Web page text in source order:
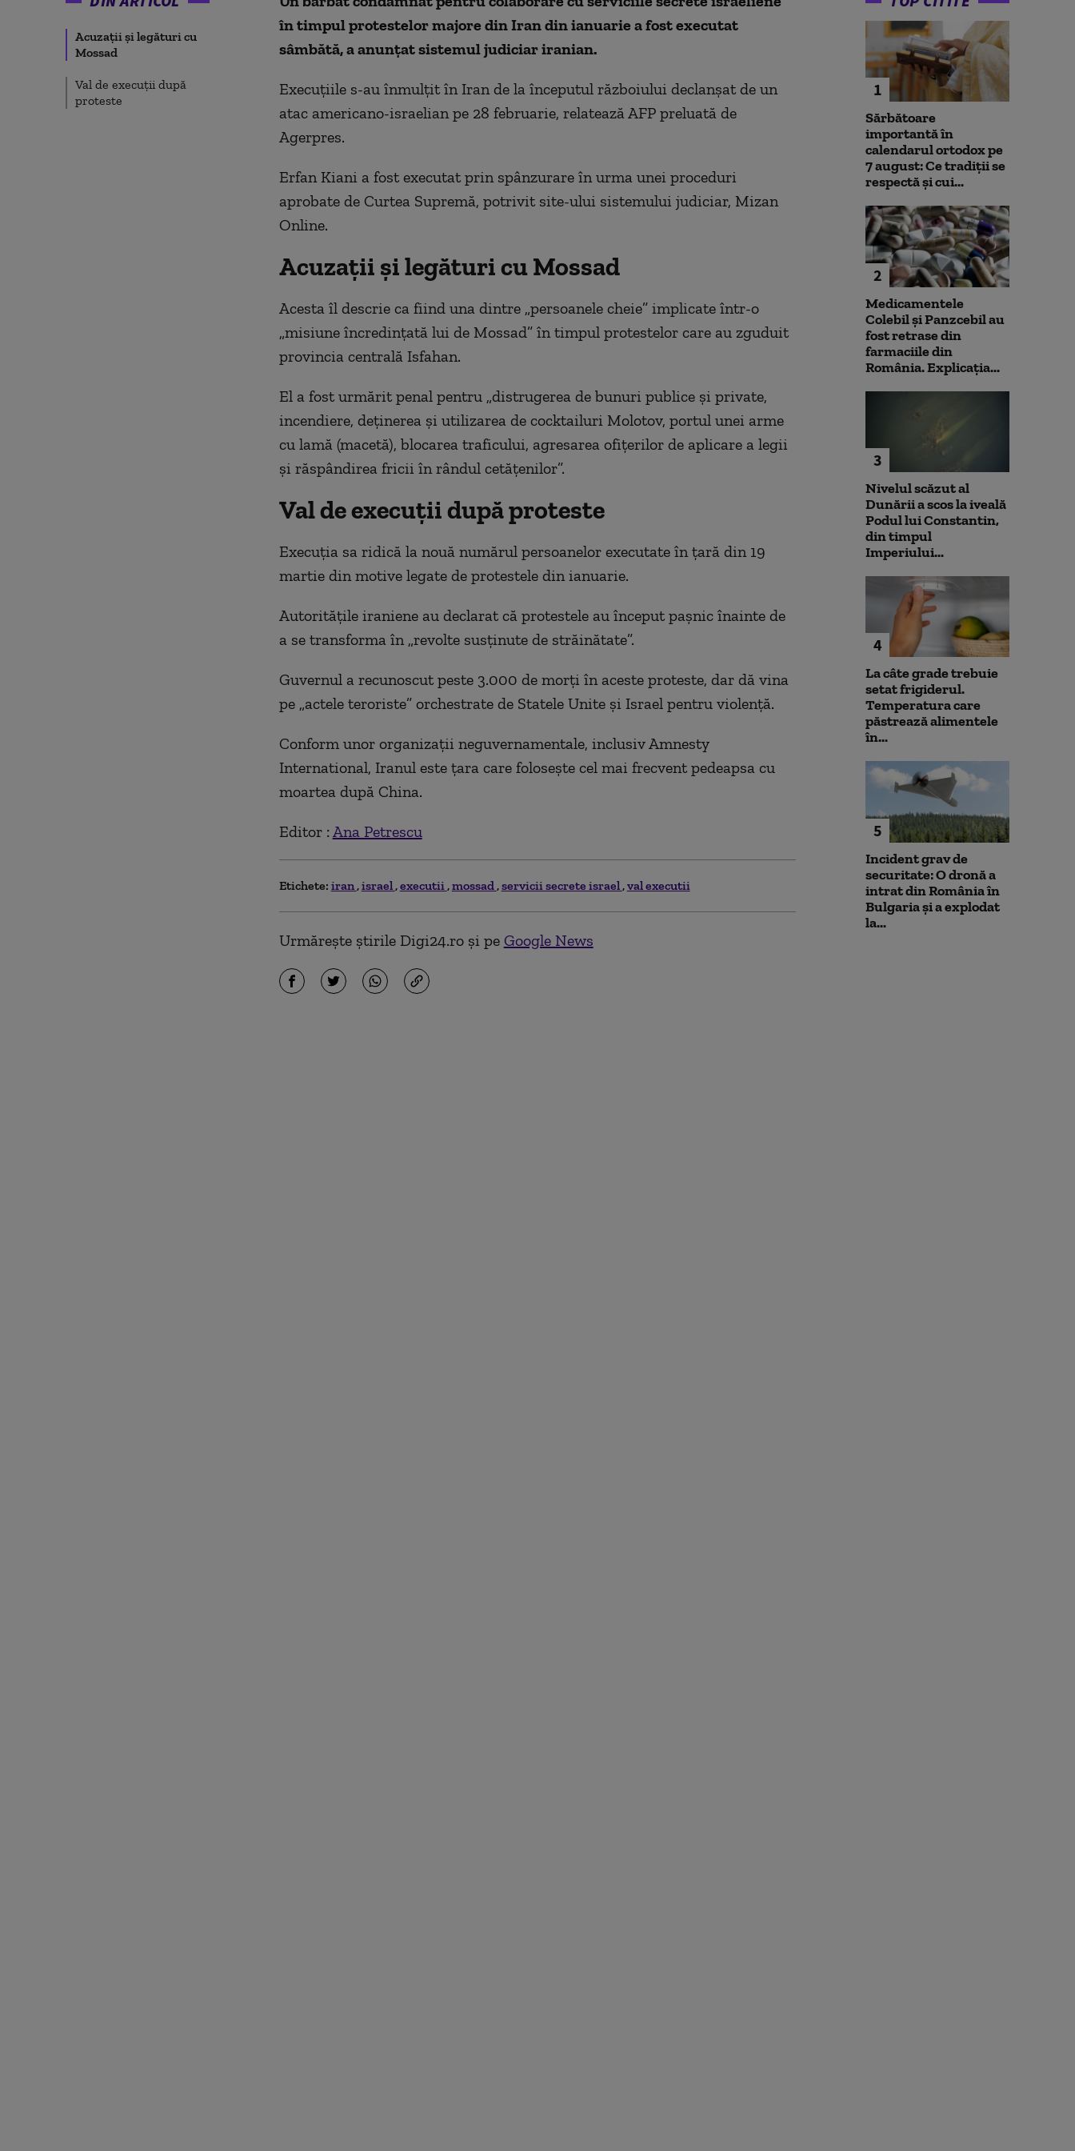
Acuzații și legături cu
Mossad
Val de execuții după
proteste
în timpul protestelor majore din Iran din ianuarie a fost executat
sâmbătă, a anunțat sistemul judiciar iranian.
Execuțiile s-au înmulțit în Iran de la începutul războiului declanșat de un
atac americano-israelian pe 28 februarie, relatează AFP preluată de
Agerpres.
Erfan Kiani a fost executat prin spânzurare în urma unei proceduri
aprobate de Curtea Supremă, potrivit site-ului sistemului judiciar, Mizan
Online.
Acuzații și legături cu Mossad
Acesta îl descrie ca fiind una dintre „persoanele cheie” implicate într-o
„misiune încredințată lui de Mossad” în timpul protestelor care au zguduit
provincia centrală Isfahan.
El a fost urmărit penal pentru „distrugerea de bunuri publice și private,
incendiere, deținerea și utilizarea de cocktailuri Molotov, portul unei arme
cu lamă (macetă), blocarea traficului, agresarea ofițerilor de aplicare a legii
și răspândirea fricii în rândul cetățenilor”.
Val de execuții după proteste
Execuția sa ridică la nouă numărul persoanelor executate în țară din 19
martie din motive legate de protestele din ianuarie.
Autoritățile iraniene au declarat că protestele au început pașnic înainte de
a se transforma în „revolte susținute de străinătate”.
Guvernul a recunoscut peste 3.000 de morți în aceste proteste, dar dă vina
pe „actele teroriste” orchestrate de Statele Unite și Israel pentru violență.
Conform unor organizații neguvernamentale, inclusiv Amnesty
International, Iranul este țara care folosește cel mai frecvent pedeapsa cu
moartea după China.
Editor : Ana Petrescu
Etichete: iran israel executii mossad servicii secrete israel val executii
Urmărește știrile Digi24.ro și pe Google News
1
Sărbătoare
importantă în
calendarul ortodox pe
7 august: Ce tradiții se
respectă și cui...
2
Medicamentele
Colebil și Panzcebil au
fost retrase din
farmaciile din
România. Explicația...
3
Nivelul scăzut al
Dunării a scos la iveală
Podul lui Constantin,
din timpul
Imperiului...
4
La câte grade trebuie
setat frigiderul.
Temperatura care
păstrează alimentele
în...
5
Incident grav de
securitate: O dronă a
intrat din România în
Bulgaria şi a explodat
la...